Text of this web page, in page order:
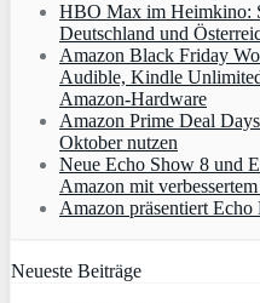
HBO Max im Heimkino:
Deutschland und
Amazon Black Friday
Audible, Kindle
Amazon‑Hardware
Amazon Prime Deal
Oktober nutzen
Neue Echo Show 8 und
Amazon mit
Amazon präsentiert
Neueste Beiträge